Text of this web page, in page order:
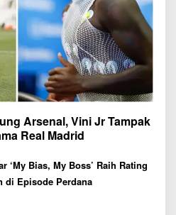
Arsenal, Vini Jr Tampak
Real Madrid
‘My Bias, My Boss’ Raih Rating
di Episode Perdana